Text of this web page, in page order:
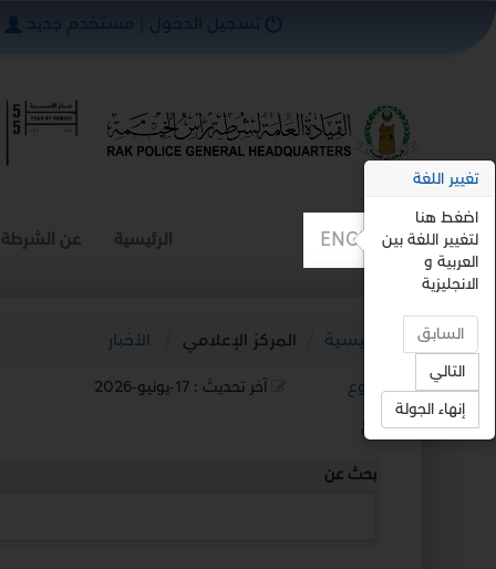
تسجيل الدخول مستخدم جديد
ENGLISH الرئيسية عن الشرطة
الرئيسية المركز الإعلامي الأخبار
رجوع آخر تحديث : 17-يونيو-2026
استمع
بحث عن
تغيير اللغة
اضغط هنا
لتغيير اللغة بين
العربية و
الانجليزية
السابق
التالي
إنهاء الجولة